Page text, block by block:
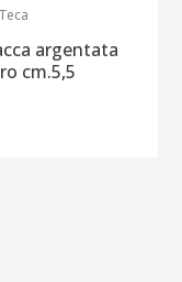
Teca
argentata
cm.5,5